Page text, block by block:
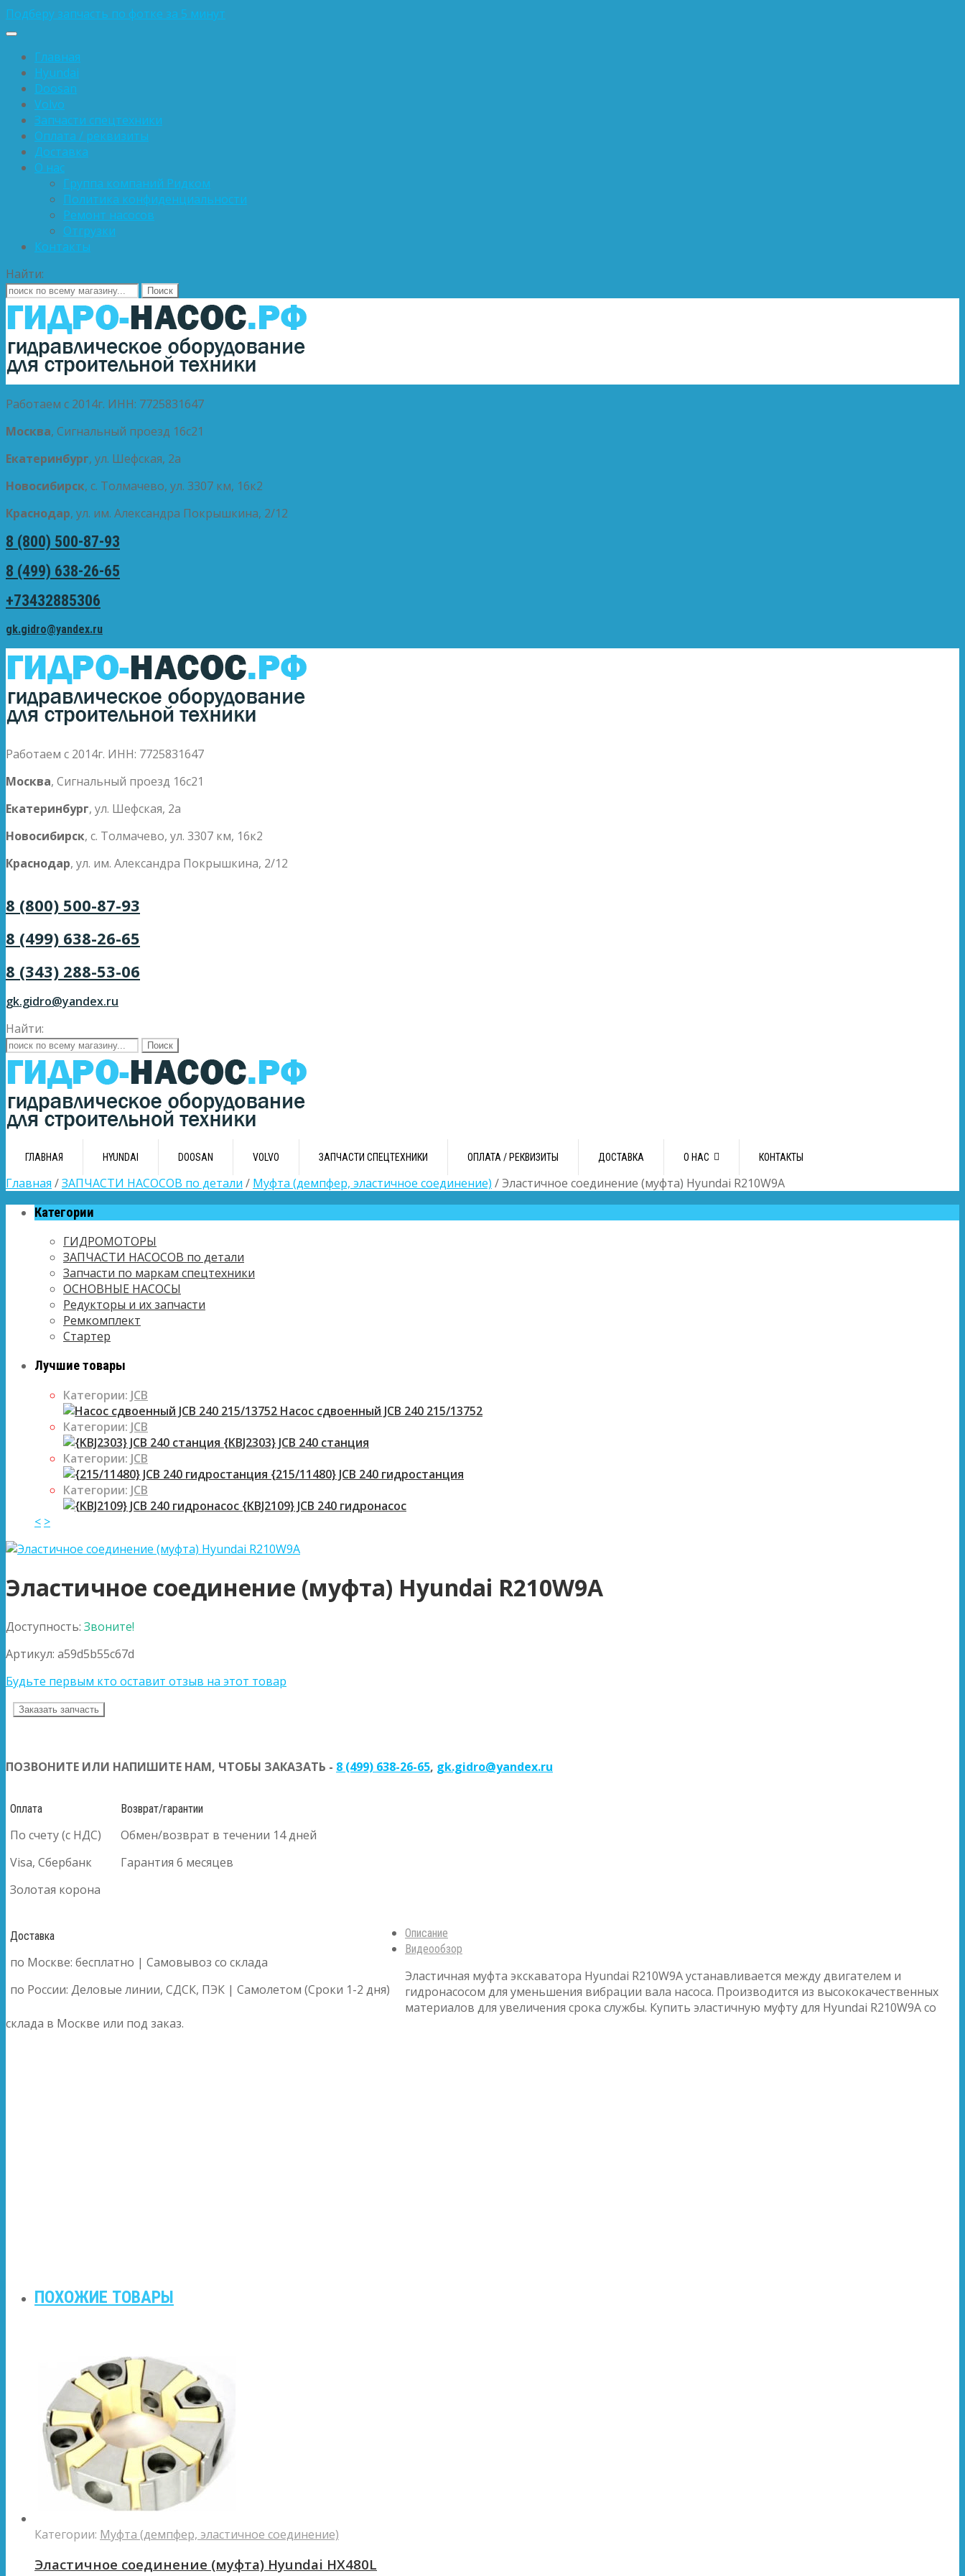
Подберу запчасть по фотке за 5 минут
Главная
Hyundai
Doosan
Volvo
Запчасти спецтехники
Оплата / реквизиты
Доставка
О нас
Группа компаний Ридком
Политика конфиденциальности
Ремонт насосов
Отгрузки
Контакты
Найти:
Работаем с 2014г. ИНН: 7725831647
Москва, Сигнальный проезд 16с21
Екатеринбург, ул. Шефская, 2а
Новосибирск, с. Толмачево, ул. 3307 км, 16к2
Краснодар, ул. им. Александра Покрышкина, 2/12
8 (800) 500-87-93
8 (499) 638-26-65
+73432885306
gk.gidro@yandex.ru
Работаем с 2014г. ИНН: 7725831647
Москва, Сигнальный проезд 16с21
Екатеринбург, ул. Шефская, 2а
Новосибирск, с. Толмачево, ул. 3307 км, 16к2
Краснодар, ул. им. Александра Покрышкина, 2/12
8 (800) 500-87-93
8 (499) 638-26-65
8 (343) 288-53-06
gk.gidro@yandex.ru
Найти:
ГЛАВНАЯ HYUNDAI DOOSAN VOLVO ЗАПЧАСТИ СПЕЦТЕХНИКИ ОПЛАТА / РЕКВИЗИТЫ ДОСТАВКА О НАС КОНТАКТЫ
Главная /ЗАПЧАСТИ НАСОСОВ по детали / Муфта (демпфер, эластичное соединение) / Эластичное соединение (муфта) Hyundai R210W9A
Категории
ГИДРОМОТОРЫ
ЗАПЧАСТИ НАСОСОВ по детали
Запчасти по маркам спецтехники
ОСНОВНЫЕ НАСОСЫ
Редукторы и их запчасти
Ремкомплект
Стартер
Лучшие товары
Категории: JCB
Насос сдвоенный JCB 240 215/13752
Категории: JCB
{KBJ2303} JCB 240 станция
Категории: JCB
{215/11480} JCB 240 гидростанция
Категории: JCB
{KBJ2109} JCB 240 гидронасос
< >
Эластичное соединение (муфта) Hyundai R210W9A
Доступность: Звоните!
Артикул: a59d5b55c67d
Будьте первым кто оставит отзыв на этот товар
Заказать запчасть
ПОЗВОНИТЕ ИЛИ НАПИШИТЕ НАМ, ЧТОБЫ ЗАКАЗАТЬ - 8 (499) 638-26-65, gk.gidro@yandex.ru
Оплата
По счету (с НДС)
Visa, Сбербанк
Золотая корона
Возврат/гарантии
Обмен/возврат в течении 14 дней
Гарантия 6 месяцев
Доставка
по Москве: бесплатно | Самовывоз со склада
по России: Деловые линии, СДСК, ПЭК | Самолетом (Сроки 1-2 дня)
Описание
Видеообзор
Эластичная муфта экскаватора Hyundai R210W9A устанавливается между двигателем и
гидронасосом для уменьшения вибрации вала насоса. Производится из высококачественных
материалов для увеличения срока службы. Купить эластичную муфту для Hyundai R210W9A со
склада в Москве или под заказ.
ПОХОЖИЕ ТОВАРЫ
Категории: Муфта (демпфер, эластичное соединение)
Эластичное соединение (муфта) Hyundai HX480L